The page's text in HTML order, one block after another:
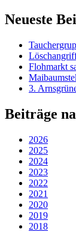
Neueste
Flohmarkt
3.
Beiträge
2026
2025
2024
2023
2022
2021
2020
2019
2018